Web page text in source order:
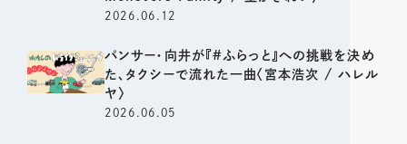
2026.06.12
パンサー・向井が『#ふらっと』への挑戦を決め
た、タクシーで流れた一曲〈宮本浩次 / ハレル
ヤ〉
2026.06.05